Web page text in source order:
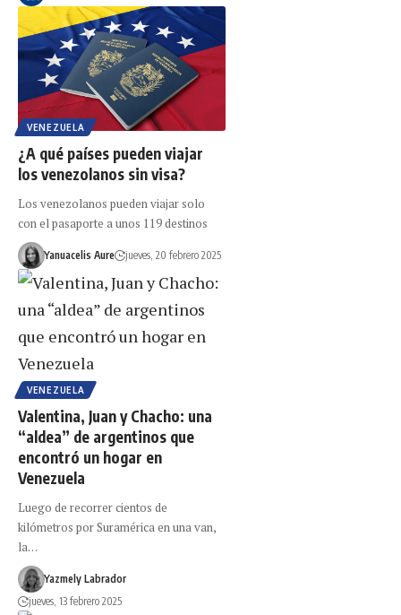
VENEZUELA
¿A qué países pueden viajar
los venezolanos sin visa?
Los venezolanos pueden viajar solo
con el pasaporte a unos 119 destinos
Yanuacelis Aure jueves, 20 febrero 2025
VENEZUELA
Valentina, Juan y Chacho: una
“aldea” de argentinos que
encontró un hogar en
Venezuela
Luego de recorrer cientos de
kilómetros por Suramérica en una van,
la…
Yazmely Labrador
jueves, 13 febrero 2025